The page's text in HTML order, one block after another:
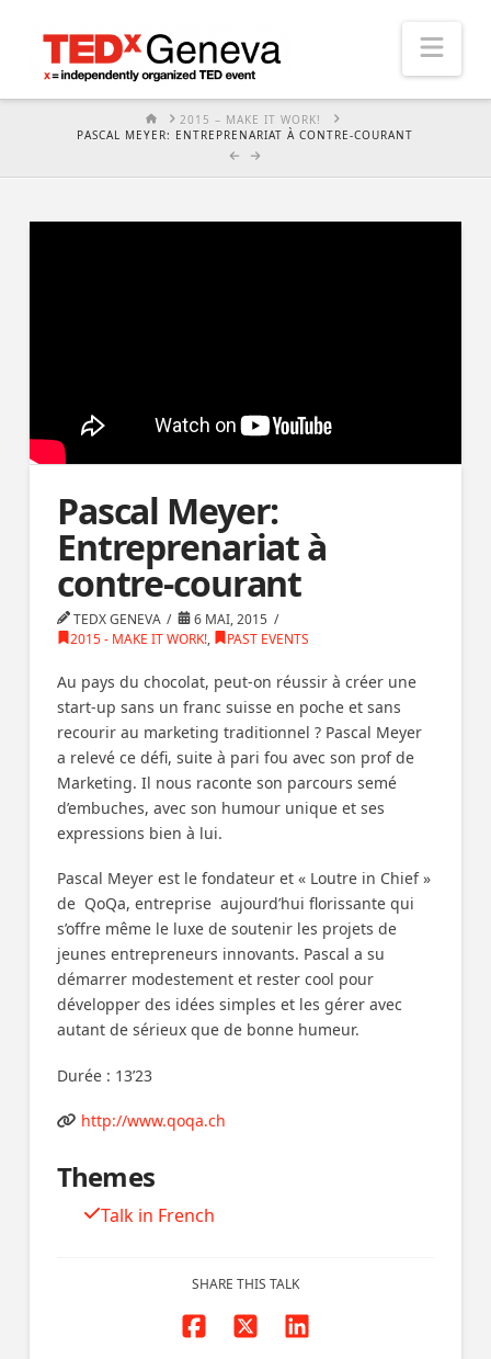
HOME2015 – MAKE IT WORK!
PASCAL MEYER: ENTREPRENARIAT À CONTRE-COURANT
Pascal Meyer:
Entreprenariat à
contre-courant
TEDX GENEVA
6 MAI, 2015
2015 - MAKE IT WORK!, PAST EVENTS
Au pays du chocolat, peut-on réussir à créer une
start-up sans un franc suisse en poche et sans
recourir au marketing traditionnel ? Pascal Meyer
a relevé ce défi, suite à pari fou avec son prof de
Marketing. Il nous raconte son parcours semé
d’embuches, avec son humour unique et ses
expressions bien à lui.
Pascal Meyer est le fondateur et « Loutre in Chief »
de QoQa, entreprise aujourd’hui florissante qui
s’offre même le luxe de soutenir les projets de
jeunes entrepreneurs innovants. Pascal a su
démarrer modestement et rester cool pour
développer des idées simples et les gérer avec
autant de sérieux que de bonne humeur.
Durée : 13’23
http://www.qoqa.ch
Themes
Talk in French
SHARE THIS TALK